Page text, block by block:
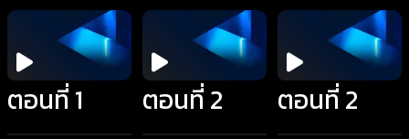
ตอนที่ 1 ตอนที่ 2 ตอนที่ 2